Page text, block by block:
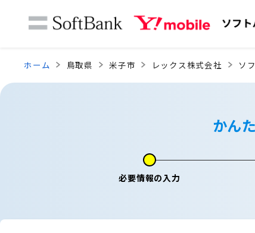
ホーム 鳥取県 米子市 レックス株式会社 ソ
かん
必要情報の入力